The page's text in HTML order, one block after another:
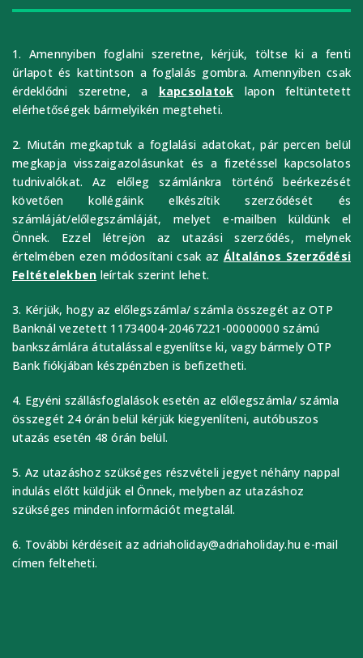
1. Amennyiben foglalni szeretne, kérjük, töltse ki a fenti
űrlapot és kattintson a foglalás gombra. Amennyiben csak
érdeklődni szeretne, a kapcsolatok lapon feltüntetett
elérhetőségek bármelyikén megteheti.
2. Miután megkaptuk a foglalási adatokat, pár percen belül
megkapja visszaigazolásunkat és a fizetéssel kapcsolatos
tudnivalókat. Az előleg számlánkra történő beérkezését
követően kollégáink elkészítik szerződését és
számláját/előlegszámláját, melyet e-mailben küldünk el
Önnek. Ezzel létrejön az utazási szerződés, melynek
értelmében ezen módosítani csak az Általános Szerződési
Feltételekben leírtak szerint lehet.
3. Kérjük, hogy az előlegszámla/ számla összegét az OTP
Banknál vezetett 11734004-20467221-00000000 számú
bankszámlára átutalással egyenlítse ki, vagy bármely OTP
Bank fiókjában készpénzben is befizetheti.
4. Egyéni szállásfoglalások esetén az előlegszámla/ számla
összegét 24 órán belül kérjük kiegyenlíteni, autóbuszos
utazás esetén 48 órán belül.
5. Az utazáshoz szükséges részvételi jegyet néhány nappal
indulás előtt küldjük el Önnek, melyben az utazáshoz
szükséges minden információt megtalál.
6. További kérdéseit az adriaholiday@adriaholiday.hu e-mail
címen felteheti.